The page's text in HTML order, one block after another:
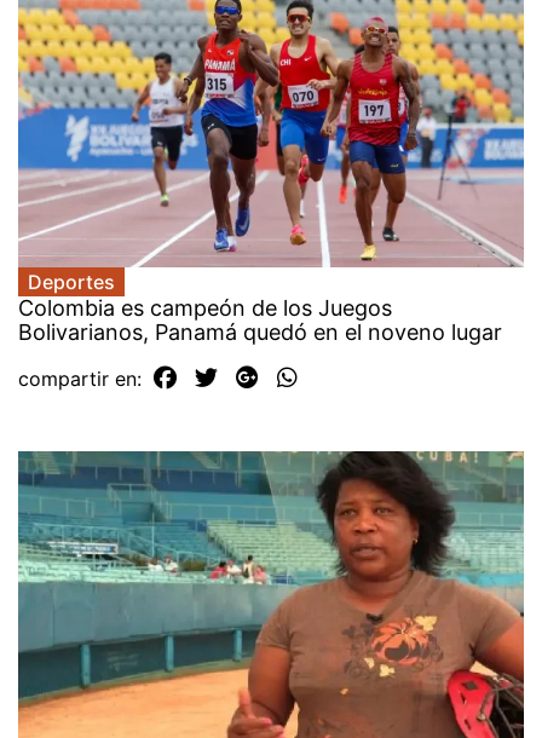
Deportes
Colombia es campeón de los Juegos
Bolivarianos, Panamá quedó en el noveno lugar
compartir en: